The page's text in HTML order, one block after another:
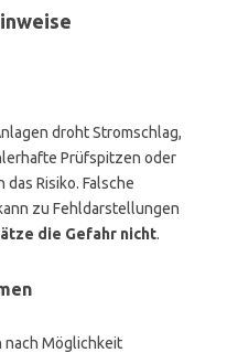
droht Stromschlag,
Prüfspitzen oder
Risiko. Falsche
zu Fehldarstellungen
die Gefahr nicht.
nach Möglichkeit